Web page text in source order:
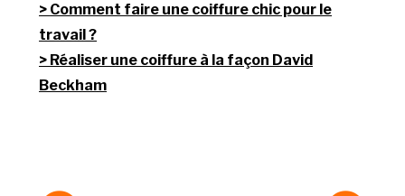
Comment faire une coiffure chic pour le
travail ?
Réaliser une coiffure à la façon David
Beckham